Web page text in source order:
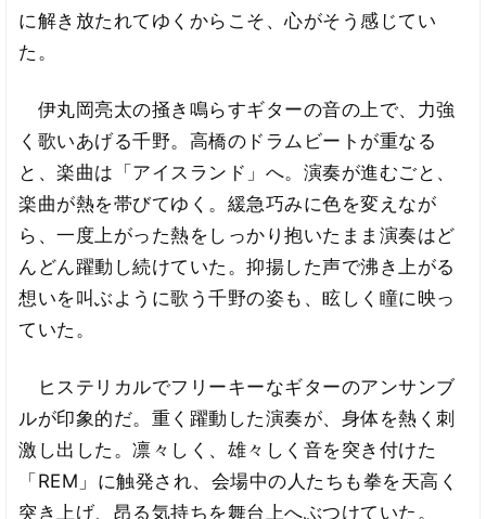
に解き放たれてゆくからこそ、心がそう感じてい
た。
伊丸岡亮太の掻き鳴らすギターの音の上で、力強
く歌いあげる千野。高橋のドラムビートが重なる
と、楽曲は「アイスランド」へ。演奏が進むごと、
楽曲が熱を帯びてゆく。緩急巧みに色を変えなが
ら、一度上がった熱をしっかり抱いたまま演奏はど
んどん躍動し続けていた。抑揚した声で沸き上がる
想いを叫ぶように歌う千野の姿も、眩しく瞳に映っ
ていた。
ヒステリカルでフリーキーなギターのアンサンブ
ルが印象的だ。重く躍動した演奏が、身体を熱く刺
激し出した。凛々しく、雄々しく音を突き付けた
「REM」に触発され、会場中の人たちも拳を天高く
突き上げ、昂る気持ちを舞台上へぶつけていた。